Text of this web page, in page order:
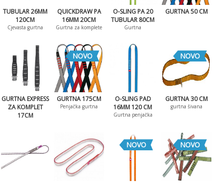
TUBULAR 26MM
120CM
Cjevasta gurtna
QUICKDRAW PA
16MM 20CM
Gurtna za komplete
O-SLING PA 20
TUBULAR 80CM
Gurtna
GURTNA 50 CM
GURTNA EXPRESS
ZA KOMPLET
17CM
NOVO
GURTNA 175CM
Penjačka gurtna
O-SLING PAD
16MM 120 CM
Gurtna penjačka
NOVO
GURTNA 30 CM
gurtna šivana
NOVO NOVO